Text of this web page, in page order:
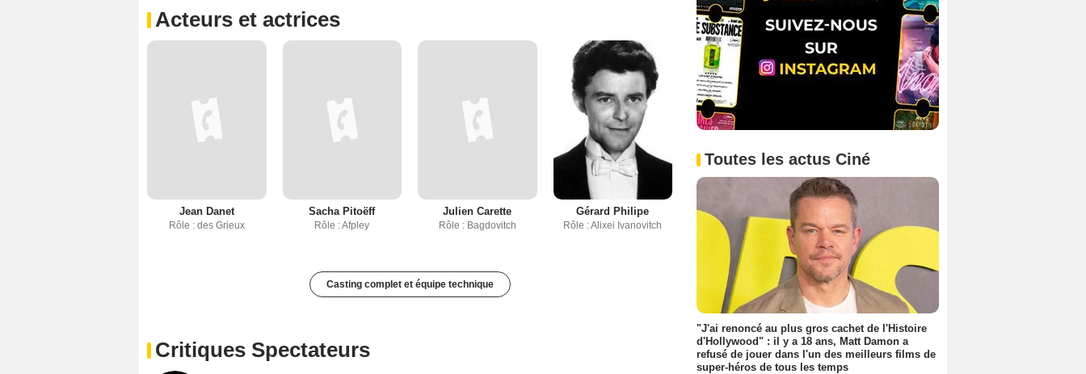
Acteurs et actrices
Jean Danet
Rôle : des Grieux
Sacha Pitoëff
Rôle : Afpley
Julien Carette
Rôle : Bagdovitch
Gérard Philipe
Rôle : Alixei Ivanovitch
Casting complet et équipe technique
Critiques Spectateurs
Toutes les actus Ciné
"J'ai renoncé au plus gros cachet de l'Histoire
d'Hollywood" : il y a 18 ans, Matt Damon a
refusé de jouer dans l'un des meilleurs films de
super-héros de tous les temps